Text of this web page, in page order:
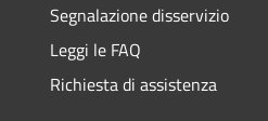
Segnalazione disservizio
Leggi le FAQ
Richiesta di assistenza